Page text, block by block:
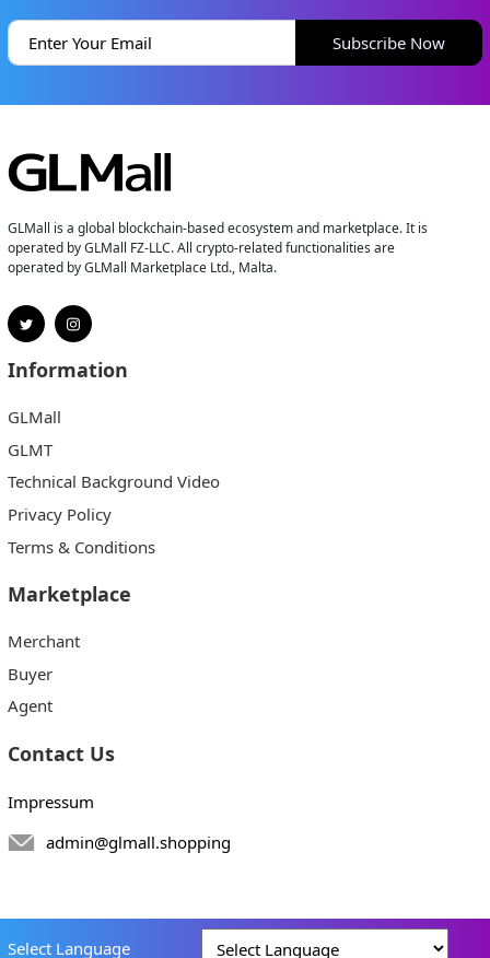
Subscribe Now
GLMall is a global blockchain-based ecosystem and marketplace. It is
operated by GLMall FZ-LLC. All crypto-related functionalities are
operated by GLMall Marketplace Ltd., Malta.
Information
GLMall
GLMT
Technical Background Video
Privacy Policy
Terms & Conditions
Marketplace
Merchant
Buyer
Agent
Contact Us
Impressum
admin@glmall.shopping
Select Language